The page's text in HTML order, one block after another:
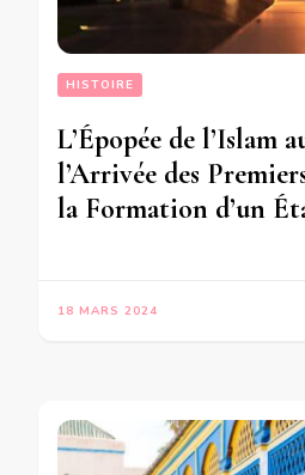
HISTOIRE
L’Épopée de l’Islam
l’Arrivée des
la Formation d’un
18 MARS 2024